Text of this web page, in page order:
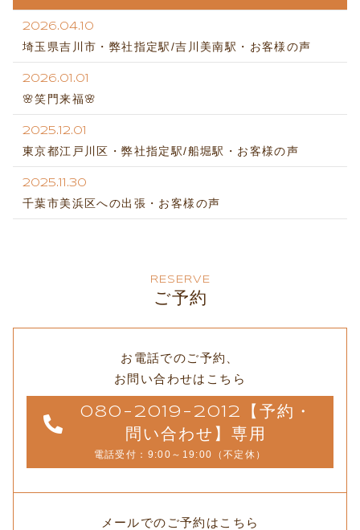
2026.04.10
埼玉県吉川市・弊社指定駅/吉川美南駅・お客様の声
2026.01.01
🌸笑門来福🌸
2025.12.01
東京都江戸川区・弊社指定駅/船堀駅・お客様の声
2025.11.30
千葉市美浜区への出張・お客様の声
RESERVE
ご予約
お電話でのご予約、
お問い合わせはこちら
080-2019-2012【予約・
問い合わせ】専用
電話受付：9:00～19:00（不定休）
メールでのご予約はこちら